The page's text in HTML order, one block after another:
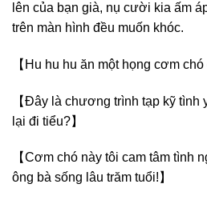
lên của bạn già, nụ cười kia ấm
trên màn hình đều muốn khóc.
【Hu hu hu ăn một họng cơm chó
【Đây là chương trình tạp kỹ tình
lại đi tiểu?】
【Cơm chó này tôi cam tâm tình
ông bà sống lâu trăm tuổi!】